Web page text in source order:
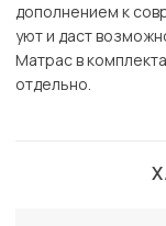
дополнением к
уют и даст
Матрас в
отдельно.